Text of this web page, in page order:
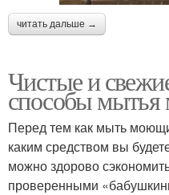
читать дальше →
Чистые и
способы
Перед тем как мыть
каким средством вы
можно здорово
проверенными